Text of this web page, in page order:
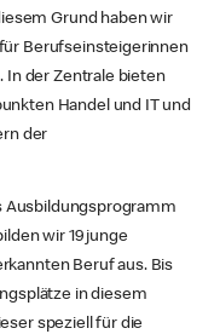
Grund haben wir
Berufseinsteigerinnen
In der Zentrale bieten
Handel und IT und
der
Ausbildungsprogramm
wir 19 junge
Beruf aus. Bis
in diesem
speziell für die